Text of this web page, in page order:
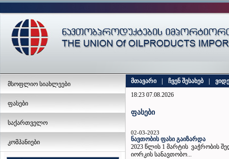
მსოფლიო სიახლეები
ფასები
საქართველო
კომპანიები
მთავარი ჩვენ შესახებ
18:23 07.08.2026
ფასები
02-03-2023
ნავთობის ფასი გაიზარდა
2023 წლის 1 მარტის ვაჭრობის
იორკის სანავთობო...